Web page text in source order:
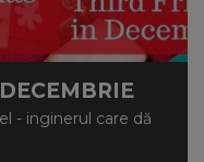
- inginerul care dă